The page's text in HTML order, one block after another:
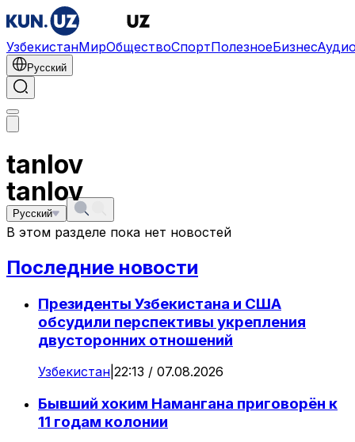
УзбекистанМирОбществоСпортПолезноеБизнес
Русский
tanlov
Русский
tanlov
В этом разделе пока нет новостей
Последние новости
Президенты Узбекистана и США
обсудили перспективы укрепления
двусторонних отношений
Узбекистан 22:13 / 07.08.2026
Бывший хоким Намангана приговорён к
11 годам колонии